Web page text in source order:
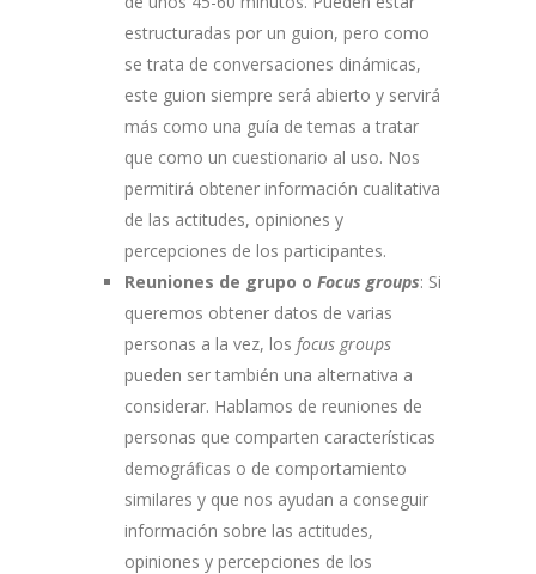
estructuradas por un guion, pero como
se trata de conversaciones dinámicas,
este guion siempre será abierto y servirá
más como una guía de temas a tratar
que como un cuestionario al uso. Nos
permitirá obtener información cualitativa
de las actitudes, opiniones y
percepciones de los participantes.
Reuniones de grupo o Focus groups: Si
queremos obtener datos de varias
personas a la vez, los focus groups
pueden ser también una alternativa a
considerar. Hablamos de reuniones de
personas que comparten características
demográficas o de comportamiento
similares y que nos ayudan a conseguir
información sobre las actitudes,
opiniones y percepciones de los